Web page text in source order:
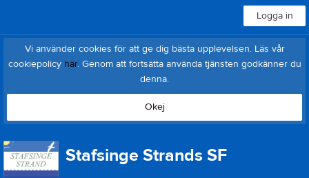
Logga in
Vi använder cookies för att ge dig bästa upplevelsen. Läs vår
cookiepolicy här. Genom att fortsätta använda tjänsten godkänner du
denna.
Okej
Stafsinge Strands SF